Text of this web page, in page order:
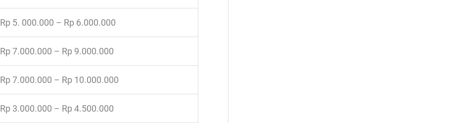
Rp 5. 000.000 – Rp 6.000.000
Rp 7.000.000 – Rp 9.000.000
Rp 7.000.000 – Rp 10.000.000
Rp 3.000.000 – Rp 4.500.000